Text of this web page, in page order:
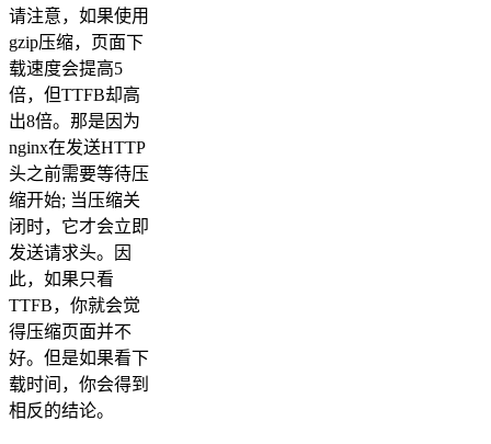
请注意，如果使用
gzip压缩，页面下
载速度会提高5
倍，但TTFB却高
出8倍。那是因为
nginx在发送HTTP
头之前需要等待压
缩开始; 当压缩关
闭时，它才会立即
发送请求头。因
此，如果只看
TTFB，你就会觉
得压缩页面并不
好。但是如果看下
载时间，你会得到
相反的结论。